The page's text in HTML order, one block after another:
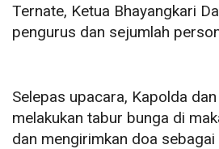
Ternate, Ketua Bhayangkari
pengurus dan sejumlah
Selepas upacara, Kapolda
melakukan tabur bunga di
dan mengirimkan doa sebagai